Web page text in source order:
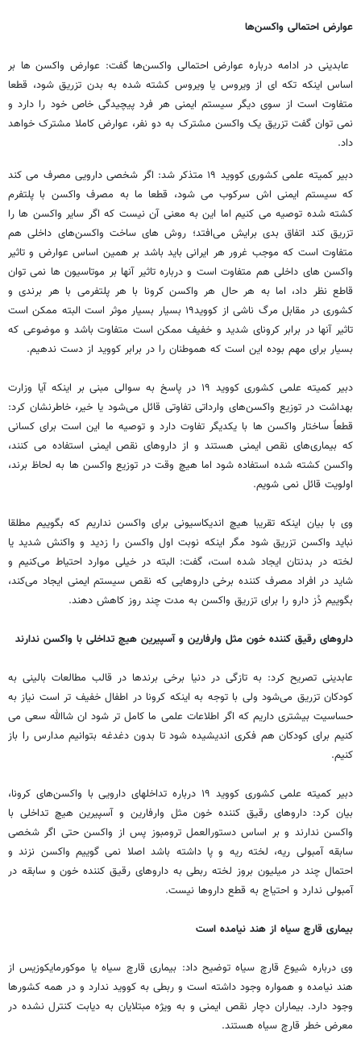
عوارض احتمالی واکسن‌ها
عابدینی در ادامه درباره عوارض احتمالی واکسن‌ها گفت: عوارض واکسن ها بر
اساس اینکه تکه ‌ای از ویروس یا ویروس کشته شده به بدن تزریق شود، قطعا
متفاوت است از سوی دیگر سیستم ایمنی هر فرد پیچیدگی خاص خود را دارد و
نمی ‌توان گفت تزریق یک واکسن مشترک به دو نفر، عوارض کاملا مشترک خواهد
داد.
دبیر کمیته علمی کشوری کووید ۱۹ متذکر شد: اگر شخصی دارویی مصرف می ‌کند
که سیستم ایمنی اش سرکوب می شود، قطعا ما به مصرف واکسن با پلتفرم
کشته شده توصیه می ‌کنیم اما این به معنی آن نیست که اگر سایر واکسن ‌ها را
تزریق کند اتفاق بدی برایش می‌افتد؛ روش های ساخت واکسن‌های داخلی هم
متفاوت است که موجب غرور هر ایرانی باید باشد بر همین اساس عوارض و تاثیر
واکسن‌ های داخلی هم متفاوت است و درباره تاثیر آنها بر موتاسیون ‌ها نمی ‌توان
قاطع نظر داد، اما به هر حال هر واکسن کرونا با هر پلتفرمی با هر برندی و
کشوری در مقابل مرگ ناشی از کووید۱۹ بسیار بسیار موثر است البته ممکن است
تاثیر آنها در برابر کرونای شدید و خفیف ممکن است متفاوت باشد و موضوعی که
بسیار برای مهم بوده این است که هموطنان را در برابر کووید از دست ندهیم.
دبیر کمیته علمی کشوری کووید ۱۹ در پاسخ به سوالی مبنی بر اینکه آیا وزارت
بهداشت در توزیع واکسن‌های وارداتی تفاوتی قائل می‌شود یا خیر، خاطرنشان کرد:
قطعاً ساختار واکسن ‌ها با یکدیگر تفاوت دارد و توصیه ما این است برای کسانی
که بیماری‌های نقص ایمنی هستند و از داروهای نقص ایمنی استفاده می ‌کنند،
واکسن کشته شده استفاده شود اما هیچ وقت در توزیع واکسن ‌ها به لحاظ برند،
اولویت قائل نمی ‌شویم.
وی با بیان اینکه تقریبا هیچ اندیکاسیونی برای واکسن نداریم که بگوییم مطلقا
نباید واکسن تزریق شود مگر اینکه نوبت اول واکسن را زدید و واکنش شدید یا
لخته در بدنتان ایجاد شده است، گفت: البته در خیلی موارد احتیاط می‌کنیم و
شاید در افراد مصرف کننده برخی داروهایی که نقص سیستم ایمنی ایجاد می‌کند،
بگوییم دُز دارو را برای تزریق واکسن به مدت چند روز کاهش دهند.
داروهای رقیق کننده خون مثل وارفارین و آسپیرین هیچ تداخلی با واکسن ندارند
عابدینی تصریح کرد: به تازگی در دنیا برخی برندها در قالب مطالعات بالینی به
کودکان تزریق می‌شود ولی با توجه به اینکه کرونا در اطفال خفیف ‌تر است نیاز به
حساسیت بیشتری داریم که اگر اطلاعات علمی ما کامل تر شود ان شاالله سعی می
کنیم برای کودکان هم فکری اندیشیده شود تا بدون دغدغه بتوانیم مدارس را باز
کنیم.
دبیر کمیته علمی کشوری کووید ۱۹ درباره تداخلهای دارویی با واکسن‌های کرونا،
بیان کرد: داروهای رقیق کننده خون مثل وارفارین و آسپیرین هیچ تداخلی با
واکسن ندارند و بر اساس دستورالعمل ترومبوز پس از واکسن حتی اگر شخصی
سابقه آمبولی ریه، لخته ریه و پا داشته باشد اصلا نمی‌ گوییم واکسن نزند و
احتمال چند در میلیون بروز لخته ربطی به داروهای رقیق کننده خون و سابقه در
آمبولی ندارد و احتیاج به قطع داروها نیست.
بیماری قارچ سیاه از هند نیامده است
وی درباره شیوع قارچ سیاه توضیح داد: بیماری قارچ سیاه یا موکورمایکوزیس از
هند نیامده و همواره وجود داشته است و ربطی به کووید ندارد و در همه کشورها
وجود دارد. بیماران دچار نقص ایمنی و به ویژه مبتلایان به دیابت کنترل نشده در
معرض خطر قارچ سیاه هستند.